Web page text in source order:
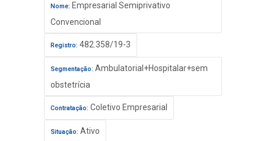
Nome: Empresarial Semiprivativo
Convencional
Registro: 482.358/19-3
Segmentação: Ambulatorial+Hospitalar+sem
obstetrícia
Contratação: Coletivo Empresarial
Situação: Ativo